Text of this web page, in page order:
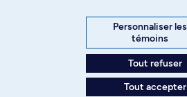
Personnaliser les
témoins
Tout refuser
Tout accepter